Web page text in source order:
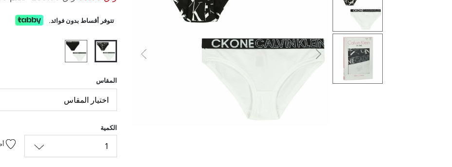
السابق
تتوفر أقساط بدون فوائد.
المحدد
المقاس
اختيار المقاس
الكمية
1